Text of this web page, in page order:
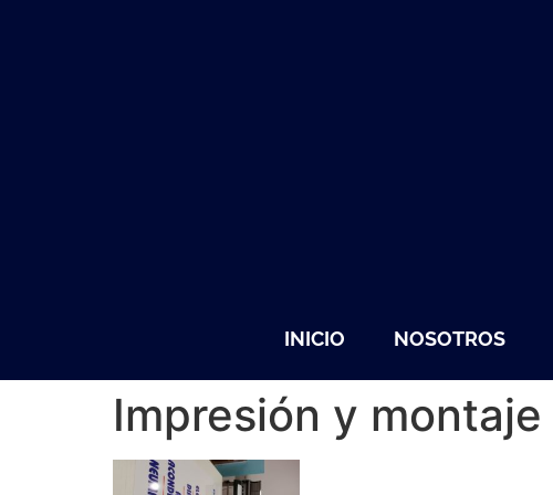
INICIO NOSOTROS
Impresión y montaje